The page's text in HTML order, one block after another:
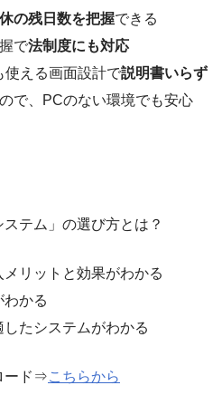
の残日数を把握できる
で法制度にも対応
使える画面設計で説明書いらず
で、PCのない環境でも安心
テム」の選び方とは？
メリットと効果がわかる
わかる
したシステムがわかる
ード⇒こちらから